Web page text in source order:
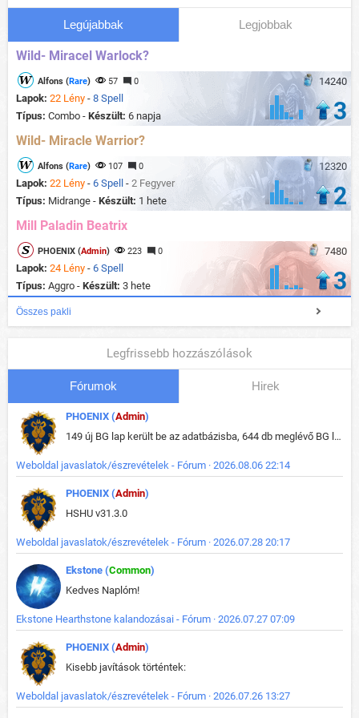
Legújabbak Legjobbak
Wild- Miracel Warlock?
14240
Alfons (Rare) 57 0
Lapok: 22 Lény - 8 Spell
Típus: Combo - Készült: 6 napja 3
Wild- Miracle Warrior?
12320
Alfons (Rare) 107 0
Lapok: 22 Lény - 6 Spell - 2 Fegyver
Típus: Midrange - Készült: 1 hete 2
Mill Paladin Beatrix
7480
PHOENIX (Admin) 223 0
Lapok: 24 Lény - 6 Spell
Típus: Aggro - Készült: 3 hete 3
Összes pakli
Legfrissebb hozzászólások
Fórumok Hirek
PHOENIX (Admin)
149 új BG lap került be az adatbázisba, 644 db meglévő BG lap módosult, bekerültek az új képek a megváltozott lapokhoz is.
Weboldal javaslatok/észrevételek - Fórum · 2026.08.06 22:14
PHOENIX (Admin)
HSHU v31.3.0
Weboldal javaslatok/észrevételek - Fórum · 2026.07.28 20:17
Ekstone (Common)
Kedves Naplóm!
Ekstone Hearthstone kalandozásai - Fórum · 2026.07.27 07:09
PHOENIX (Admin)
Kisebb javítások történtek:
Weboldal javaslatok/észrevételek - Fórum · 2026.07.26 13:27